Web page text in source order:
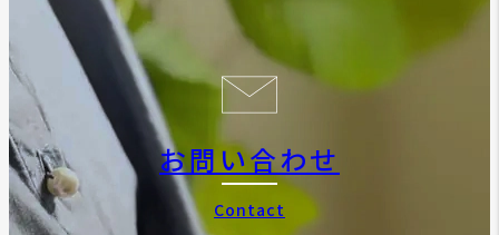
お問い合わせ
Contact